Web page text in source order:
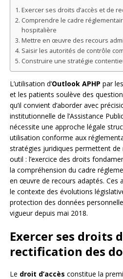
Exercer ses droits d’accès et de
Comprendre le cadre
hospitalière
Mettre en œuvre des recours
Saisir les autorités de contrôle
Construire une stratégie
L’utilisation d’Outlook APHP par
et les patients soulève des
qu’il convient d’aborder avec
institutionnelle de l’Assistance
nécessite une approche légale
utilisation conforme aux
stratégies juridiques permettent
outil : l’exercice des droits
la compréhension du cadre
en œuvre de recours adaptés. Ces
le contexte des évolutions
protection des données
vigueur depuis mai 2018.
Exercer ses droits
rectification des
Le droit d’accès constitue la